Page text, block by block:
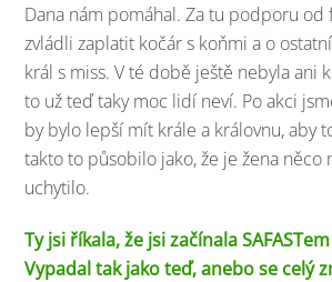
Dana nám pomáhal. Za tu podporu od
zvládli zaplatit kočár s koňmi a o
král s miss. V té době ještě nebyla ani
to už teď taky moc lidí neví. Po akci
by bylo lepší mít krále a královnu, aby
takto to působilo jako, že je žena něco
uchytilo.
Ty jsi říkala, že jsi začínala
Vypadal tak jako teď, anebo se celý